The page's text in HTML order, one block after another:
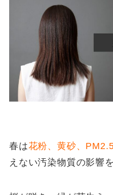
春は花粉、黄砂、
えない汚染物質の影響